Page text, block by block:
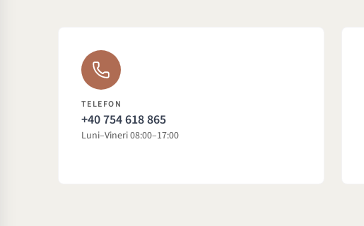
TELEFON
+40 754 618 865
Luni–Vineri 08:00–17:00